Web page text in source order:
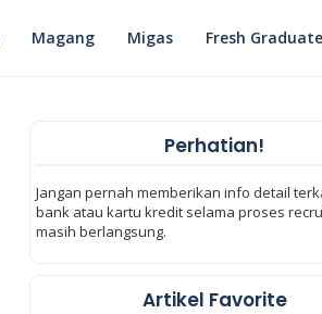
Magang Migas Fresh Graduate
Perhatian!
Jangan pernah memberikan info detail
bank atau kartu kredit selama proses
masih berlangsung.
Artikel Favorite